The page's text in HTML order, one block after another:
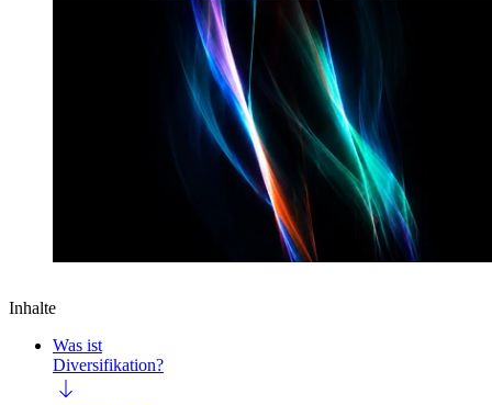
Inhalte
Was ist
Diversifikation?